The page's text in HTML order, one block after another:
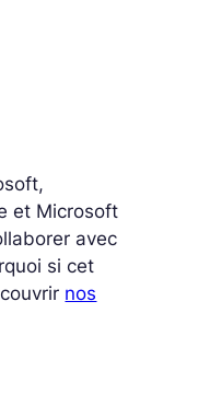
et Microsoft
avec
si cet
nos